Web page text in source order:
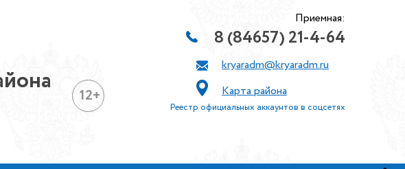
12+
Приемная:
8 (84657) 21-4-64
kryaradm@kryaradm.ru
Карта района
Реестр официальных аккаунтов в соцсетях